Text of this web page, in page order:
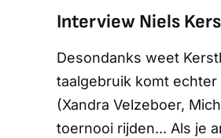
Interview Niels
Desondanks weet
taalgebruik komt echter
(Xandra Velzeboer,
toernooi rijden... Als je